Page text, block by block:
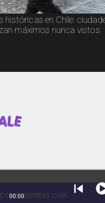
históricas en Chile:
máximos nunca vistos
CMS-MSPRESS.COM
00:00